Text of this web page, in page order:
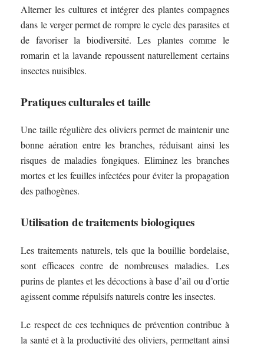
Alterner les cultures et intégrer des plantes compagnes
dans le verger permet de rompre le cycle des parasites et
de favoriser la biodiversité. Les plantes comme le
romarin et la lavande repoussent naturellement certains
insectes nuisibles.
Pratiques culturales et taille
Une taille régulière des oliviers permet de maintenir une
bonne aération entre les branches, réduisant ainsi les
risques de maladies fongiques. Eliminez les branches
mortes et les feuilles infectées pour éviter la propagation
des pathogènes.
Utilisation de traitements biologiques
Les traitements naturels, tels que la bouillie bordelaise,
sont efficaces contre de nombreuses maladies. Les
purins de plantes et les décoctions à base d’ail ou d’ortie
agissent comme répulsifs naturels contre les insectes.
Le respect de ces techniques de prévention contribue à
la santé et à la productivité des oliviers, permettant ainsi